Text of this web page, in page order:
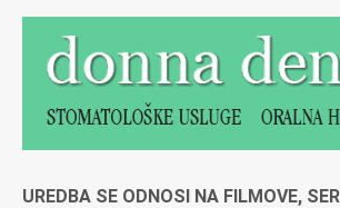
UREDBA SE ODNOSI NA FILMOVE,